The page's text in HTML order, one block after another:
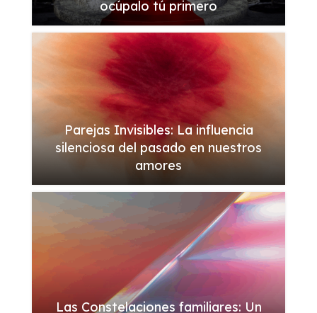
ocúpalo tú primero
Parejas Invisibles: La influencia
silenciosa del pasado en nuestros
amores
Las Constelaciones familiares: Un